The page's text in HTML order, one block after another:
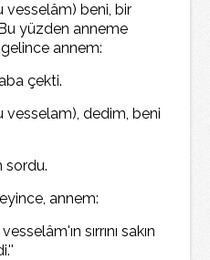
vesselâm) beni, bir
yüzden anneme
annem:
çekti.
vesselam), dedim, beni
sordu.
annem:
sırrını sakın